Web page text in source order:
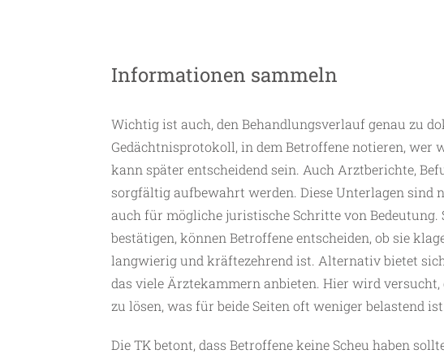
Informationen sammeln
Wichtig ist auch, den Behandlungsverlauf genau zu
Gedächtnisprotokoll, in dem Betroffene notieren, wer
kann später entscheidend sein. Auch Arztberichte,
sorgfältig aufbewahrt werden. Diese Unterlagen sind
auch für mögliche juristische Schritte von Bedeutung.
bestätigen, können Betroffene entscheiden, ob sie
langwierig und kräftezehrend ist. Alternativ bietet
das viele Ärztekammern anbieten. Hier wird
zu lösen, was für beide Seiten oft weniger belastend ist.
Die TK betont, dass Betroffene keine Scheu haben